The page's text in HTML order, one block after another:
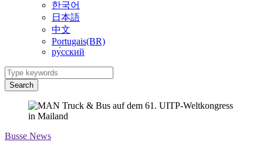
한국어
日本語
中文
Portugais(BR)
ру́сский
Search
Busse News